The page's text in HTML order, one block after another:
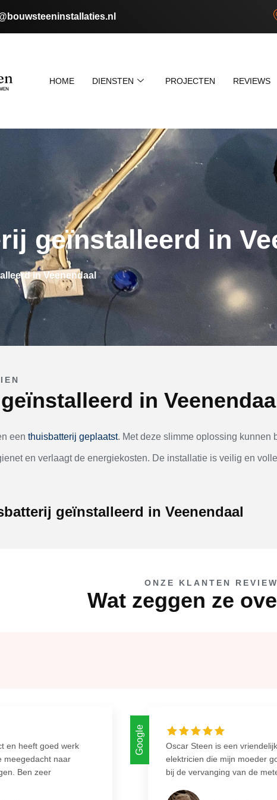
HOME DIENSTEN PROJECTEN REVIEWS
geïnstalleerd in
in Veenendaal
in
een thuisbatterij geplaatst. Met deze slimme oplossing kunnen
en verlaagt de energiekosten. De installatie is veilig en
geïnstalleerd in Veenendaal
ONZE KLANTEN
Wat zeggen ze
en heeft goed werk
meegedacht naar
Ben zeer
Google
Oscar Steen is een
elektricien die mijn moeder
bij de vervanging van de